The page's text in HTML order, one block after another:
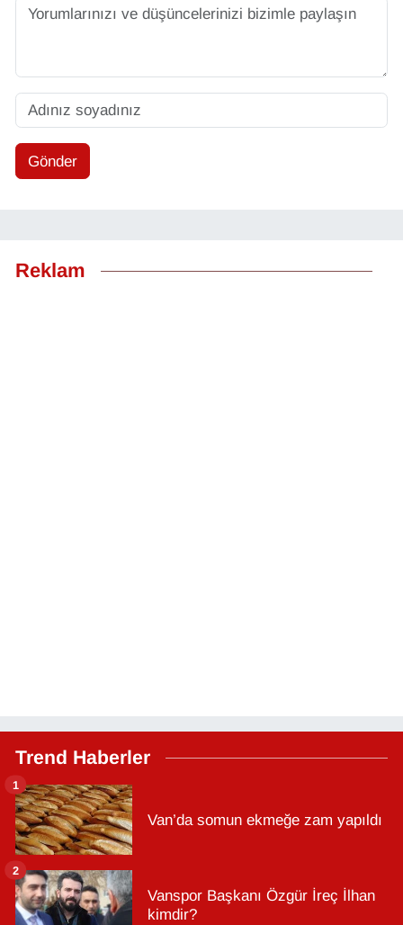
Gönder
Reklam
Trend Haberler
Van’da somun ekmeğe zam yapıldı
1
Vanspor Başkanı Özgür İreç İlhan
kimdir?
2